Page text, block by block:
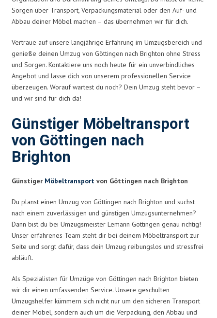
Sorgen über Transport, Verpackungsmaterial oder den Auf- und
Abbau deiner Möbel machen – das übernehmen wir für dich.
Vertraue auf unsere langjährige Erfahrung im Umzugsbereich und
genieße deinen Umzug von Göttingen nach Brighton ohne Stress
und Sorgen. Kontaktiere uns noch heute für ein unverbindliches
Angebot und lasse dich von unserem professionellen Service
überzeugen. Worauf wartest du noch? Dein Umzug steht bevor –
und wir sind für dich da!
Günstiger Möbeltransport
von Göttingen nach
Brighton
Günstiger Möbeltransport von Göttingen nach Brighton
Du planst einen Umzug von Göttingen nach Brighton und suchst
nach einem zuverlässigen und günstigen Umzugsunternehmen?
Dann bist du bei Umzugsmeister Lemann Göttingen genau richtig!
Unser erfahrenes Team steht dir bei deinem Möbeltransport zur
Seite und sorgt dafür, dass dein Umzug reibungslos und stressfrei
abläuft.
Als Spezialisten für Umzüge von Göttingen nach Brighton bieten
wir dir einen umfassenden Service. Unsere geschulten
Umzugshelfer kümmern sich nicht nur um den sicheren Transport
deiner Möbel, sondern auch um die Verpackung, den Abbau und